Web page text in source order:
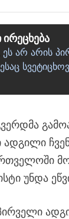
ეს არ არის
ადგილი
უნდა